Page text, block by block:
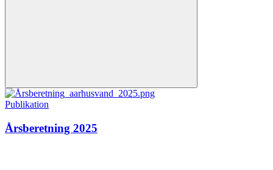
Publikation
Årsberetning 2025